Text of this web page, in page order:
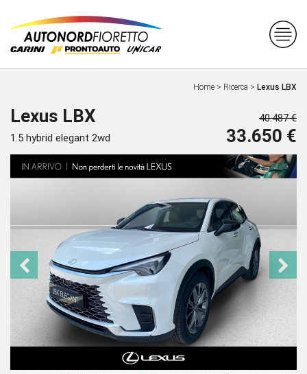
Home > Ricerca > Lexus LBX
Lexus LBX
1.5 hybrid elegant 2wd
40.487 €
33.650 €